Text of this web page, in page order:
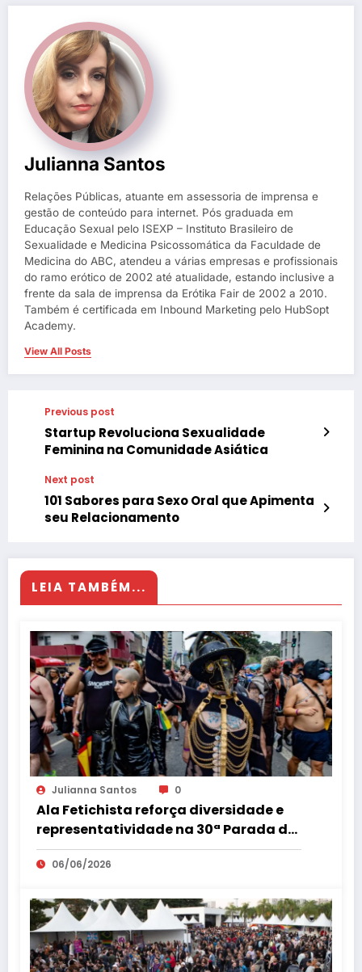
Julianna Santos
Relações Públicas, atuante em assessoria de imprensa e
gestão de conteúdo para internet. Pós graduada em
Educação Sexual pelo ISEXP – Instituto Brasileiro de
Sexualidade e Medicina Psicossomática da Faculdade de
Medicina do ABC, atendeu a várias empresas e profissionais
do ramo erótico de 2002 até atualidade, estando inclusive a
frente da sala de imprensa da Erótika Fair de 2002 a 2010.
Também é certificada em Inbound Marketing pelo HubSopt
Academy.
View All Posts
Previous post
Startup Revoluciona Sexualidade
Feminina na Comunidade Asiática
Next post
101 Sabores para Sexo Oral que Apimenta
seu Relacionamento
LEIA TAMBÉM...
Julianna Santos 0
Ala Fetichista reforça diversidade e
representatividade na 30ª Parada do
Orgulho LGBT+ de São Paulo
06/06/2026